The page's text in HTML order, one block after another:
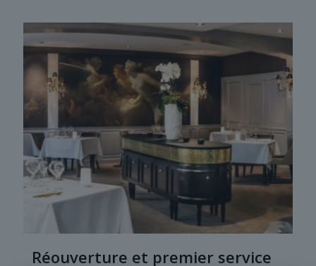
Réouverture et premier service